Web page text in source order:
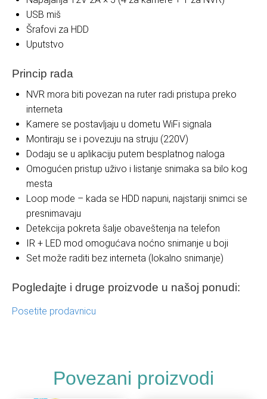
USB miš
Šrafovi za HDD
Uputstvo
Princip rada
NVR mora biti povezan na ruter radi pristupa preko
interneta
Kamere se postavljaju u dometu WiFi signala
Montiraju se i povezuju na struju (220V)
Dodaju se u aplikaciju putem besplatnog naloga
Omogućen pristup uživo i listanje snimaka sa bilo kog
mesta
Loop mode – kada se HDD napuni, najstariji snimci se
presnimavaju
Detekcija pokreta šalje obaveštenja na telefon
IR + LED mod omogućava noćno snimanje u boji
Set može raditi bez interneta (lokalno snimanje)
Pogledajte i druge proizvode u našoj ponudi:
Posetite prodavnicu
Povezani proizvodi